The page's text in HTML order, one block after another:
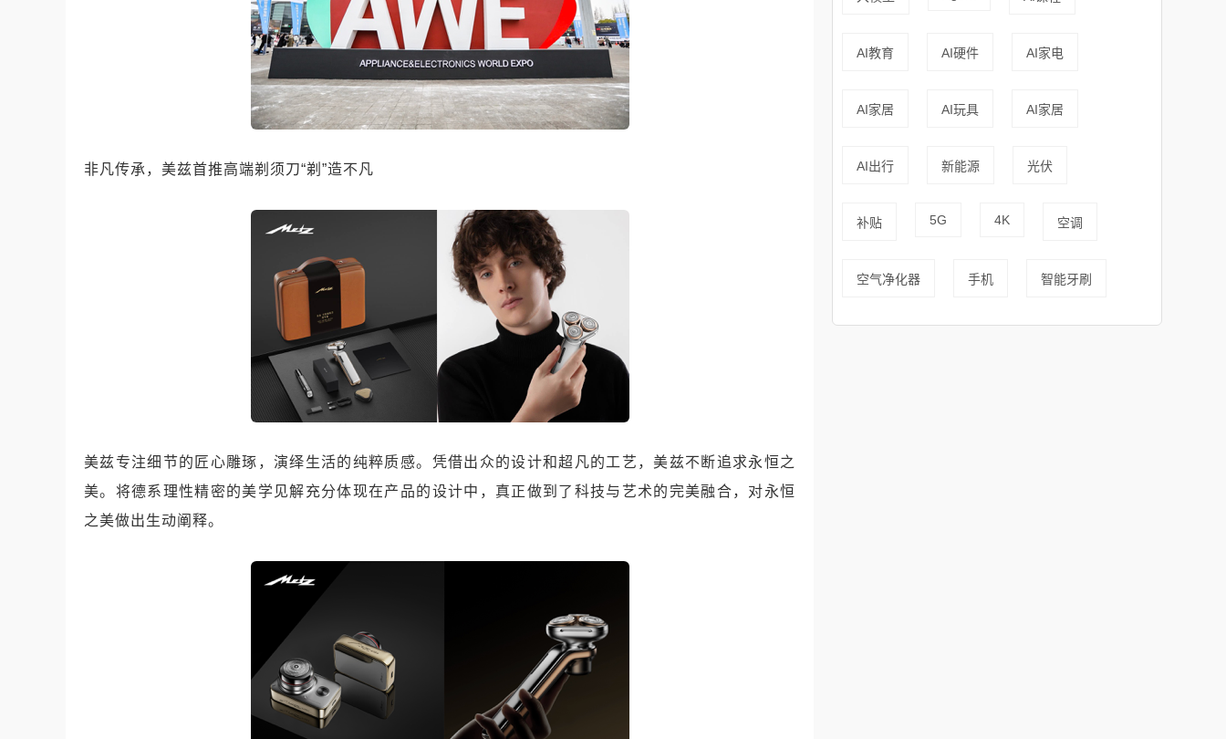
非凡传承，美兹首推高端剃须刀“剃”造不凡
美兹专注细节的匠心雕琢，演绎生活的纯粹质感。凭借出众的设计和超凡的工艺，美兹不断追求永恒之
美。将德系理性精密的美学见解充分体现在产品的设计中，真正做到了科技与艺术的完美融合，对永恒
之美做出生动阐释。
AI教育 AI硬件 AI家电
AI家居 AI玩具 AI家居
AI出行 新能源 光伏
补贴 5G 4K 空调
空气净化器 手机 智能牙刷